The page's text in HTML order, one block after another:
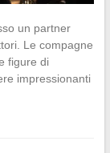
un partner
Le compagne
figure di
impressionanti